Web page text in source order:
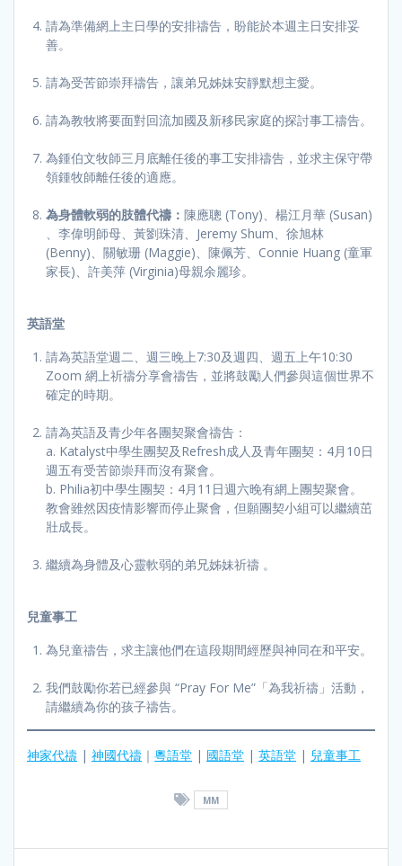
請為準備網上主日學的安排禱告，盼能於本週主日安排妥
善。
請為受苦節崇拜禱告，讓弟兄姊妹安靜默想主愛。
請為教牧將要面對回流加國及新移民家庭的探討事工禱告。
為鍾伯文牧師三月底離任後的事工安排禱告，並求主保守帶
領鍾牧師離任後的適應。
為身體軟弱的肢體代禱： 陳應聰 (Tony)、楊江月華 (Susan)
、李偉明師母、黃劉珠清、Jeremy Shum、徐旭林
(Benny)、關敏珊 (Maggie)、陳佩芳、Connie Huang (童軍
家長)、許美萍 (Virginia)母親余麗珍。
英語堂
請為英語堂週二、週三晚上7:30及週四、週五上午10:30
Zoom 網上祈禱分享會禱告，並將鼓勵人們參與這個世界不
確定的時期。
請為英語及青少年各團契聚會禱告：
a. Katalyst中學生團契及Refresh成人及青年團契：4月10日
週五有受苦節崇拜而沒有聚會。
b. Philia初中學生團契：4月11日週六晚有網上團契聚會。
教會雖然因疫情影響而停止聚會，但願團契小組可以繼續茁
壯成長。
繼續為身體及心靈軟弱的弟兄姊妹祈禱 。
兒童事工
為兒童禱告，求主讓他們在這段期間經歷與神同在和平安。
我們鼓勵你若已經參與 “Pray For Me”「為我祈禱」活動，
請繼續為你的孩子禱告。
神家代禱 | 神國代禱 ｜ 粵語堂 | 國語堂 | 英語堂 | 兒童事工
MM